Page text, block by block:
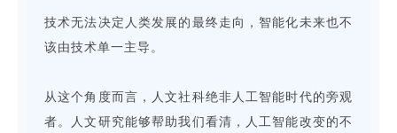
技术无法决定人类发展的最终走向，智能化未来也不
该由技术单一主导。
从这个角度而言，人文社科绝非人工智能时代的旁观
者。人文研究能够帮助我们看清，人工智能改变的不